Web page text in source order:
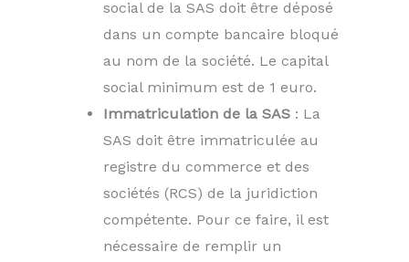
social de la SAS doit être déposé
dans un compte bancaire bloqué
au nom de la société. Le capital
social minimum est de 1 euro.
Immatriculation de la SAS : La
SAS doit être immatriculée au
registre du commerce et des
sociétés (RCS) de la juridiction
compétente. Pour ce faire, il est
nécessaire de remplir un